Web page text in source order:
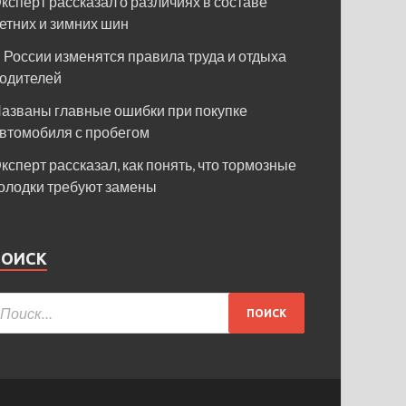
и зимних шин
России изменятся правила труда и отдыха
главные ошибки при покупке
с пробегом
рассказал, как понять, что тормозные
требуют замены